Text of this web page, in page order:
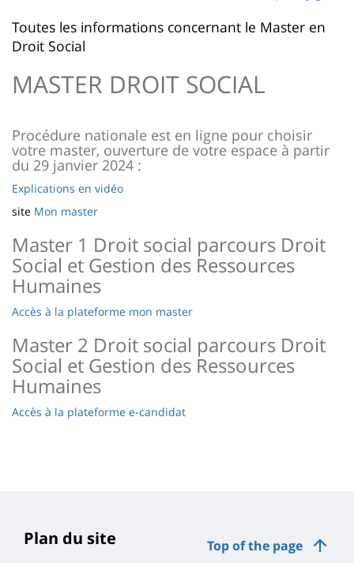
content
page
Contenu
de
la
principale
Toutes les informations concernant le Master en
Droit Social
MASTER DROIT SOCIAL
Procédure nationale est en ligne pour choisir
votre master, ouverture de votre espace à partir
du 29 janvier 2024 :
Explications en vidéo
site Mon master
Master 1 Droit social parcours Droit
Social et Gestion des Ressources
Humaines
Accès à la plateforme mon master
Master 2 Droit social parcours Droit
Social et Gestion des Ressources
Humaines
Accès à la plateforme e-candidat
Top of the page
Plan du site